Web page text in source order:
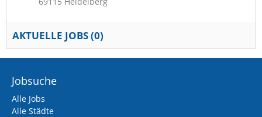
AKTUELLE JOBS (0)
Jobsuche
Alle Jobs
Alle Städte